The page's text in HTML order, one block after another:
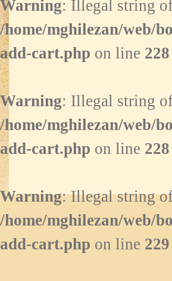
Warning: Illegal string
/home/mghilezan/web/
add-cart.php on line 228
Warning: Illegal string
/home/mghilezan/web/
add-cart.php on line 228
Warning: Illegal string
/home/mghilezan/web/
add-cart.php on line 229